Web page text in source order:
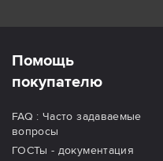
Помощь
покупателю
FAQ : Часто задаваемые
вопросы
ГОСТы - документация